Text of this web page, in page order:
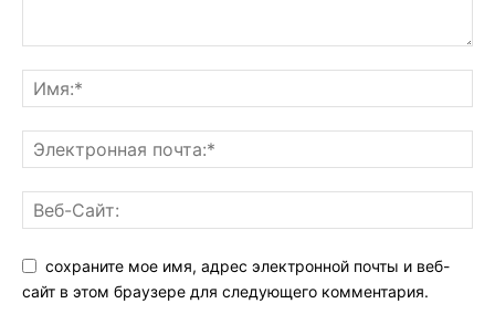
сохраните мое имя, адрес электронной почты и веб-
сайт в этом браузере для следующего комментария.